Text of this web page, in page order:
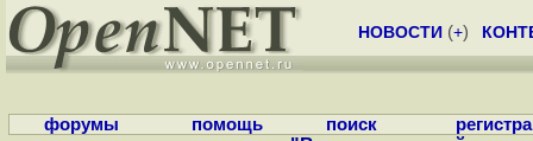
НОВОСТИ (+)
форумы помощь поиск